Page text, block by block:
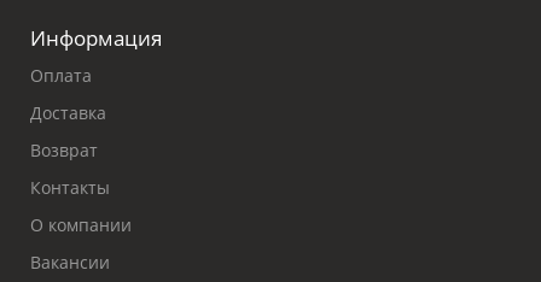
Информация
Оплата
Доставка
Возврат
Контакты
О компании
Вакансии